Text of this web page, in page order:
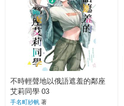
不時輕聲地以俄語遮羞的鄰座
艾莉同學 03
手名町紗帆 著